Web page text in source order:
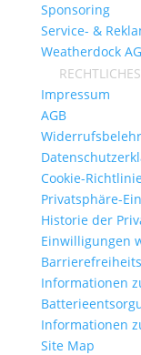
Sponsoring
Service- &
Weatherdock
RECHTLICHES
Impressum
AGB
Cookie-
Privatsphäre-
Historie der
Einwilligungen
Informationen
Informationen
Site Map